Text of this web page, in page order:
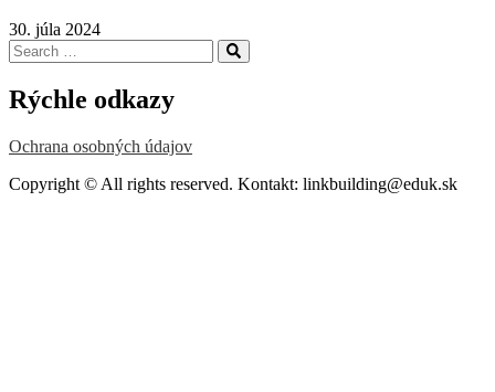
30. júla 2024
Search
for:
Search
Rýchle odkazy
Ochrana osobných údajov
Copyright © All rights reserved. Kontakt: linkbuilding@eduk.sk